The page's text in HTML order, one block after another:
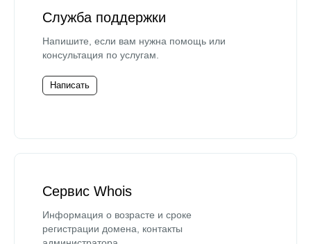
Служба поддержки
Напишите, если вам нужна помощь или
консультация по услугам.
Написать
Сервис Whois
Информация о возрасте и сроке
регистрации домена, контакты